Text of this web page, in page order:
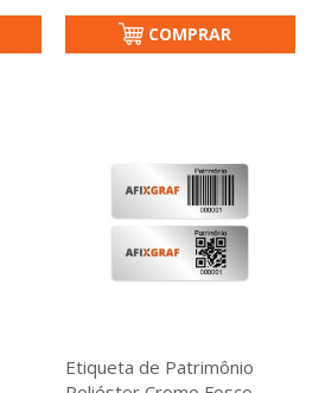
COMPRAR
Etiqueta de Patrimônio